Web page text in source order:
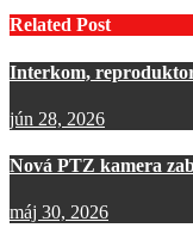
článku
Related Post
Interkom,
jún 28, 2026
Nová PTZ kamera
máj 30, 2026